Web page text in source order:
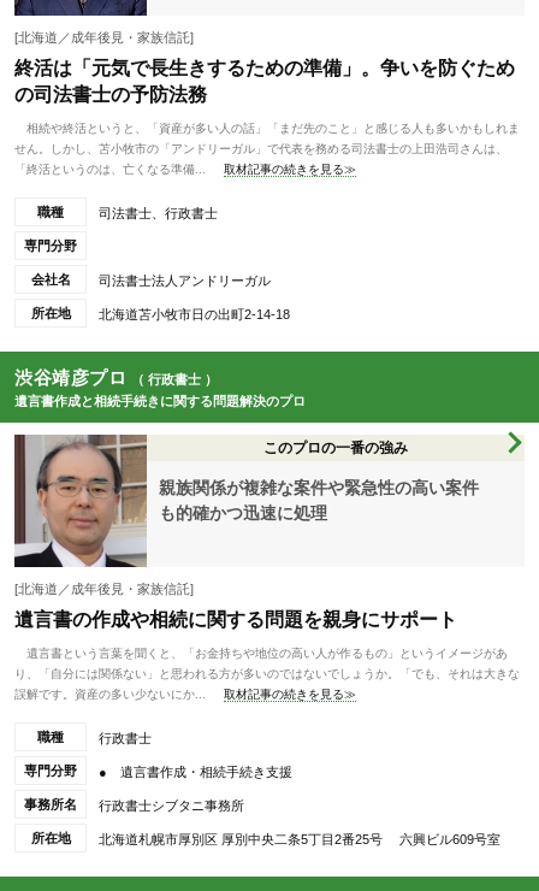
[北海道／成年後見・家族信託]
終活は「元気で長生きするための準備」。争いを防ぐため
の司法書士の予防法務
相続や終活というと、「資産が多い人の話」「まだ先のこと」と感じる人も多いかもしれま
せん。しかし、苫小牧市の「アンドリーガル」で代表を務める司法書士の上田浩司さんは、
「終活というのは、亡くなる準備...
取材記事の続きを見る≫
職種 司法書士、行政書士
専門分野
会社名 司法書士法人アンドリーガル
所在地 北海道苫小牧市日の出町2-14-18
渋谷靖彦プロ
（ 行政書士 ）
遺言書作成と相続手続きに関する問題解決のプロ
このプロの一番の強み
親族関係が複雑な案件や緊急性の高い案件
も的確かつ迅速に処理
[北海道／成年後見・家族信託]
遺言書の作成や相続に関する問題を親身にサポート
遺言書という言葉を聞くと、「お金持ちや地位の高い人が作るもの」というイメージがあ
り、「自分には関係ない」と思われる方が多いのではないでしょうか。「でも、それは大きな
誤解です。資産の多い少ないにか...
取材記事の続きを見る≫
職種 行政書士
専門分野 ● 遺言書作成・相続手続き支援
事務所名 行政書士シブタニ事務所
所在地 北海道札幌市厚別区 厚別中央二条5丁目2番25号 六興ビル609号室